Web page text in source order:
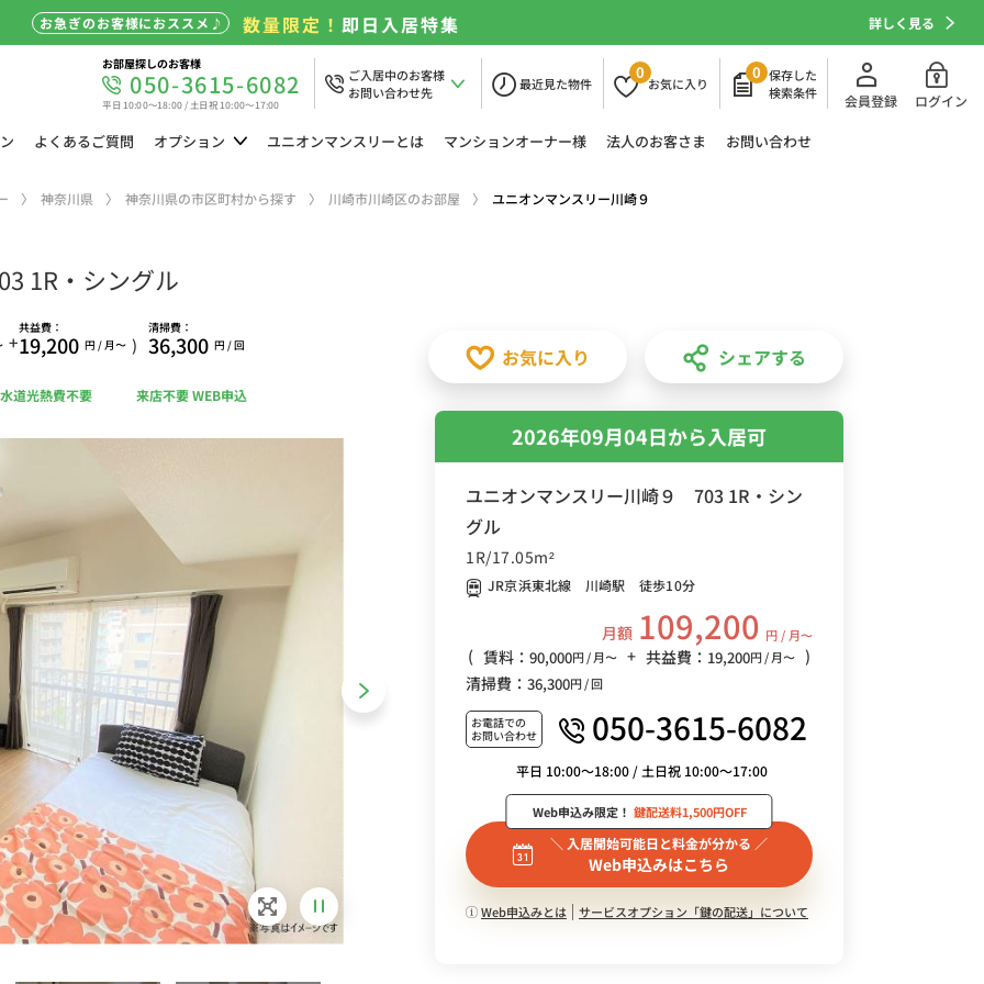
お急ぎのお客様におススメ♪ 数量限定！即日入居特集 詳しく見る
お部屋探しのお客様
050-3615-6082
平日 10:00～18:00 / 土日祝 10:00～17:00
ご入居中のお客様
お問い合わせ先
最近見た物件
0
お気に入り
0 保存した
検索条件
会員登録 ログイン
よくあるご質問 オプション ユニオンマンスリーとは マンションオーナー様 法人のお客さま お問い合わせ
神奈川県 神奈川県の市区町村から探す 川崎市川崎区のお部屋 ユニオンマンスリー川崎９
1R・シングル
+
共益費：
19,200 円 / 月〜 )
清掃費：
36,300 円 / 回
水道光熱費不要 来店不要 WEB申込
お気に入り シェアする
2026年09月04日から入居可
ユニオンマンスリー川崎９ 703 1R・シン
グル
1R/17.05m²
JR京浜東北線 川崎駅 徒歩10分
月額 109,200 円 / 月〜
( 賃料： 90,000円 / 月〜 + 共益費： 19,200円 / 月〜
)
清掃費： 36,300円 / 回
お電話での
お問い合わせ
050-3615-6082
平日 10:00～18:00 / 土日祝 10:00～17:00
＼ 入居開始可能日と料金が分かる ／
Web申込みはこちら
Web申込み限定！ 鍵配送料1,500円OFF
Web申込みとは サービスオプション「鍵の配送」について